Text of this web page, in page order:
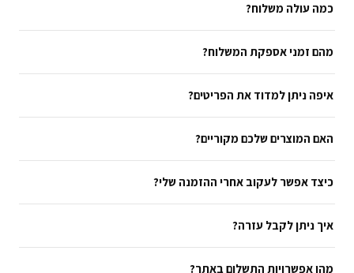
כמה עולה משלוח?
מהם זמני אספקת המשלוח?
איפה ניתן למדוד את הפריטים?
האם המוצרים שלכם מקוריים?
כיצד אפשר לעקוב אחרי ההזמנה שלי?
איך ניתן לקבל עזרה?
מהן אפשרויות התשלום באתר?